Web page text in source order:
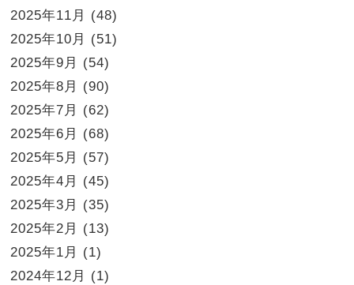
2025年11月
(48)
2025年10月
(51)
2025年9月
(54)
2025年8月
(90)
2025年7月
(62)
2025年6月
(68)
2025年5月
(57)
2025年4月
(45)
2025年3月
(35)
2025年2月
(13)
2025年1月
(1)
2024年12月
(1)